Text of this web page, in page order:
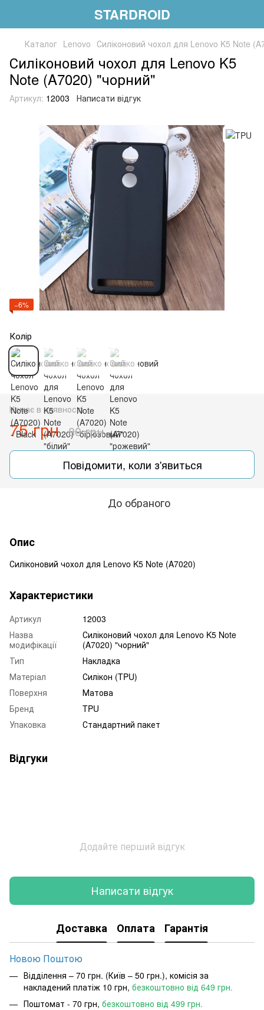
STARDROID
Каталог Lenovo Силіконовий чохол для Lenovo K5 Note
Силіконовий чохол для Lenovo K5
Note (A7020) "чорний"
Артикул: 12003 Написати відгук
−6%
Колір
Немає в наявності
75 грн 80 грн
Повідомити, коли з'явиться
До обраного
Опис
Силіконовий чохол для Lenovo K5 Note (A7020)
Характеристики
Артикул
12003
Назва
модифікації
Силіконовий чохол для Lenovo K5 Note
(A7020) "чорний"
Тип
Накладка
Матеріал
Силікон (TPU)
Поверхня
Матова
Бренд
TPU
Упаковка
Стандартний пакет
Відгуки
Додайте перший відгук
Написати відгук
Доставка Оплата Гарантія
Новою Поштою
Відділення – 70 грн. (Київ – 50 грн.), комісія за
накладений платіж 10 грн, безкоштовно від 649 грн.
Поштомат - 70 грн, безкоштовно від 499 грн.